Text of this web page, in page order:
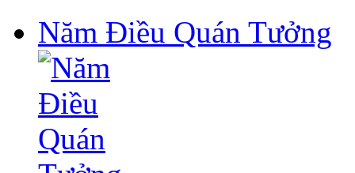
Năm Điều Quán Tưởng